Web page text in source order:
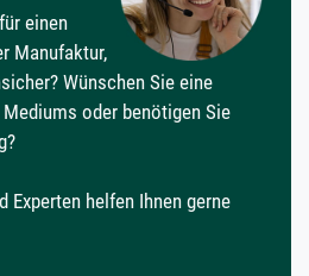
einen
Manufaktur,
Wünschen Sie eine
oder benötigen Sie
Experten helfen Ihnen gerne